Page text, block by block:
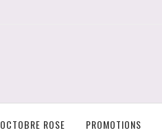
OCTOBRE ROSE PROMOTIONS